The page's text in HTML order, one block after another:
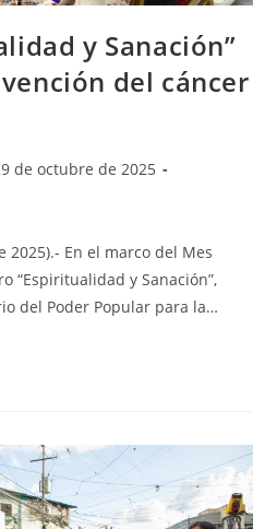
y Sanación”
del cáncer
de octubre de 2025
2025).- En el marco del Mes
“Espiritualidad y Sanación”,
del Poder Popular para la…